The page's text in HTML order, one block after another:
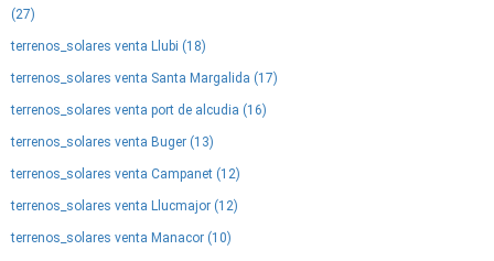
(27)
terrenos_solares venta Llubi (18)
terrenos_solares venta Santa Margalida (17)
terrenos_solares venta port de alcudia (16)
terrenos_solares venta Buger (13)
terrenos_solares venta Campanet (12)
terrenos_solares venta Llucmajor (12)
terrenos_solares venta Manacor (10)